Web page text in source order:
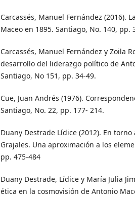
Carcassés, Manuel Fernández (2016).
Maceo en 1895. Santiago, No. 140, pp.
Carcassés, Manuel Fernández y Zoila
desarrollo del liderazgo político de
Santiago, No 151, pp. 34-49.
Cue, Juan Andrés (1976).
Santiago, No. 22, pp. 177- 214.
Duany Destrade Lídice (2012). En
Grajales. Una aproximación a los
pp. 475-484
Duany Destrade, Lídice y María Julia
ética en la cosmovisión de Antonio